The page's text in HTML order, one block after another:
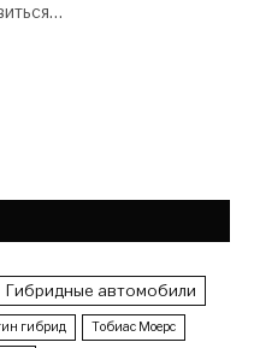
Гибридные автомобили
гибрид Тобиас Моерс